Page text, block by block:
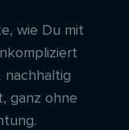
wie Du mit
nachhaltig
ganz ohne